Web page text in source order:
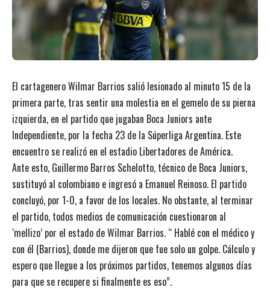
El cartagenero Wilmar Barrios salió lesionado al minuto 15 de la
primera parte, tras sentir una molestia en el gemelo de su pierna
izquierda, en el partido que jugaban Boca Juniors ante
Independiente, por la fecha 23 de la Súperliga Argentina. Este
encuentro se realizó en el estadio Libertadores de América.
Ante esto, Guillermo Barros Schelotto, técnico de Boca Juniors,
sustituyó al colombiano e ingresó a Emanuel Reinoso. El partido
concluyó, por 1-0, a favor de los locales. No obstante, al terminar
el partido, todos medios de comunicación cuestionaron al
‘mellizo’ por el estado de Wilmar Barrios. “ Hablé con el médico y
con él (Barrios), donde me dijeron que fue solo un golpe. Cálculo y
espero que llegue a los próximos partidos, tenemos algunos días
para que se recupere si finalmente es eso”.